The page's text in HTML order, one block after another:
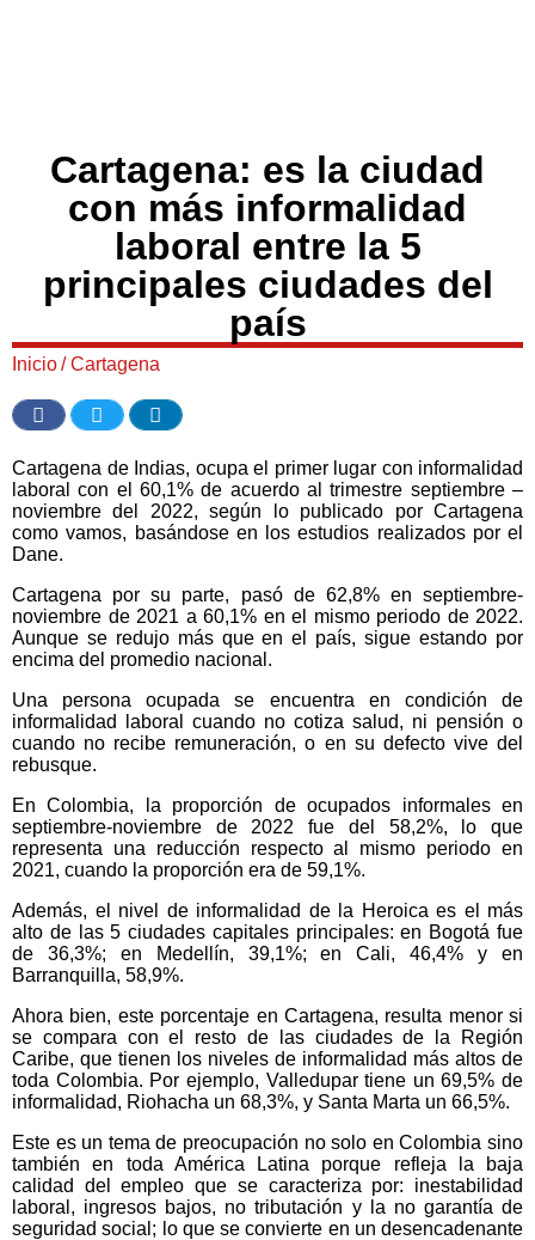
Cartagena: es la ciudad
con más informalidad
laboral entre la 5
principales ciudades del
país
Inicio/ Cartagena
Cartagena de Indias, ocupa el primer lugar con informalidad
laboral con el 60,1% de acuerdo al trimestre septiembre –
noviembre del 2022, según lo publicado por Cartagena
como vamos, basándose en los estudios realizados por el
Dane.
Cartagena por su parte, pasó de 62,8% en septiembre-
noviembre de 2021 a 60,1% en el mismo periodo de 2022.
Aunque se redujo más que en el país, sigue estando por
encima del promedio nacional.
Una persona ocupada se encuentra en condición de
informalidad laboral cuando no cotiza salud, ni pensión o
cuando no recibe remuneración, o en su defecto vive del
rebusque.
En Colombia, la proporción de ocupados informales en
septiembre-noviembre de 2022 fue del 58,2%, lo que
representa una reducción respecto al mismo periodo en
2021, cuando la proporción era de 59,1%.
Además, el nivel de informalidad de la Heroica es el más
alto de las 5 ciudades capitales principales: en Bogotá fue
de 36,3%; en Medellín, 39,1%; en Cali, 46,4% y en
Barranquilla, 58,9%.
Ahora bien, este porcentaje en Cartagena, resulta menor si
se compara con el resto de las ciudades de la Región
Caribe, que tienen los niveles de informalidad más altos de
toda Colombia. Por ejemplo, Valledupar tiene un 69,5% de
informalidad, Riohacha un 68,3%, y Santa Marta un 66,5%.
Este es un tema de preocupación no solo en Colombia sino
también en toda América Latina porque refleja la baja
calidad del empleo que se caracteriza por: inestabilidad
laboral, ingresos bajos, no tributación y la no garantía de
seguridad social; lo que se convierte en un desencadenante